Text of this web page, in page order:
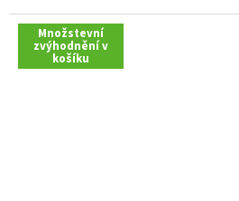
z
hvězdiček.
Množstevní
zvýhodnění v
košíku